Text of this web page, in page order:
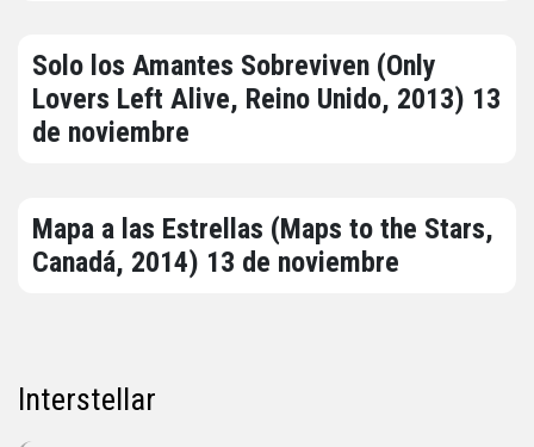
Solo los Amantes Sobreviven (Only
Lovers Left Alive, Reino Unido, 2013) 13
de noviembre
Mapa a las Estrellas (Maps to the Stars,
Canadá, 2014) 13 de noviembre
Interstellar